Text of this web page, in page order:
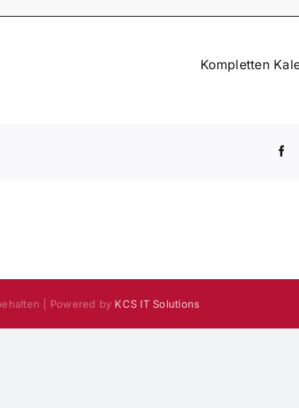
Kompletten
| Powered by KCS IT Solutions